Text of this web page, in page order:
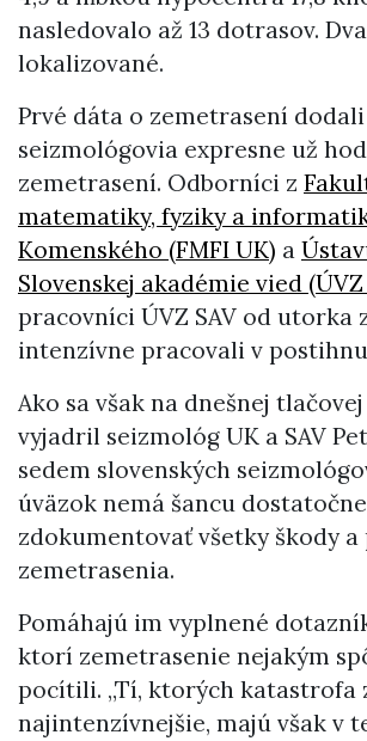
nasledovalo až 13 dotrasov.
lokalizované.
Prvé dáta o zemetrasení dodali
seizmológovia expresne už
zemetrasení. Odborníci z
matematiky, fyziky a
Komenského (FMFI UK) a
Slovenskej akadémie vied (ÚVZ
pracovníci ÚVZ SAV od utorka
intenzívne pracovali v
Ako sa však na dnešnej
vyjadril seizmológ UK a SAV
sedem slovenských
úväzok nemá šancu dostatočne
zdokumentovať všetky škody a
zemetrasenia.
Pomáhajú im vyplnené
ktorí zemetrasenie nejakým
pocítili. „Tí, ktorých katastrofa
najintenzívnejšie, majú však v